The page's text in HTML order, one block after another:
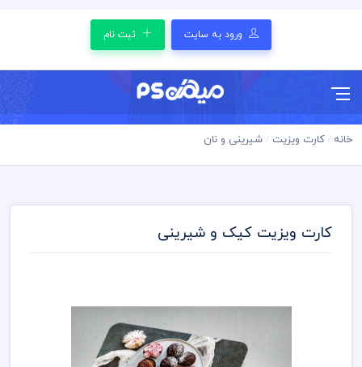
ورود به سایت ثبت نام
خانه کارت ویزیت شیرینی و نان
کارت ویزیت کیک و شیرینی